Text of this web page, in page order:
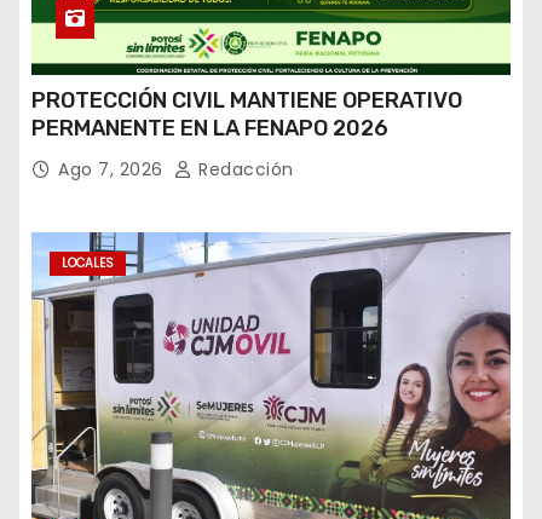
PROTECCIÓN CIVIL MANTIENE OPERATIVO
PERMANENTE EN LA FENAPO 2026
Ago 7, 2026 Redacción
LOCALES